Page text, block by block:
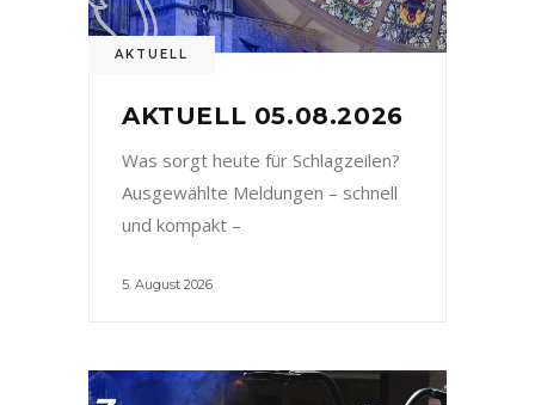
AKTUELL
AKTUELL 05.08.2026
Was sorgt heute für Schlagzeilen?
Ausgewählte Meldungen – schnell
und kompakt –
5. August 2026